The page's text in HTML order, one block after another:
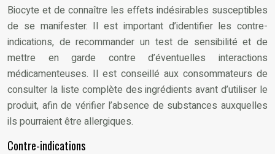
Biocyte et de connaître les effets indésirables susceptibles
de se manifester. Il est important d’identifier les contre-
indications, de recommander un test de sensibilité et de
mettre en garde contre d’éventuelles interactions
médicamenteuses. Il est conseillé aux consommateurs de
consulter la liste complète des ingrédients avant d’utiliser le
produit, afin de vérifier l’absence de substances auxquelles
ils pourraient être allergiques.
Contre-indications